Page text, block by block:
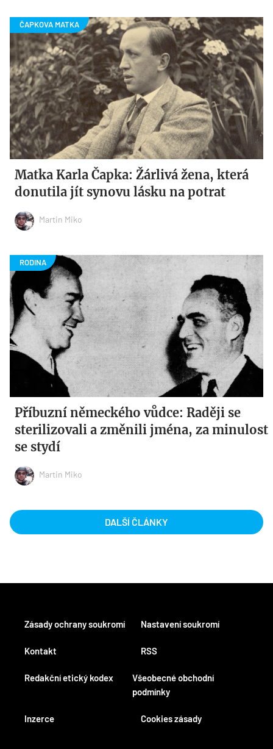
Matka Karla Čapka: Žárlivá žena, která
donutila jít synovu lásku na potrat
Martin Miko
Příbuzní německého vůdce: Raději se
sterilizovali a změnili jména, za minulost
se stydí
Martin Miko
DALŠÍ ČLÁNKY
Kontakt
Redakční etický kodex
Inzerce
RSS
Všeobecné obchodní
podmínky
Cookies zásady
Zásady ochrany soukromí Nastavení soukromí